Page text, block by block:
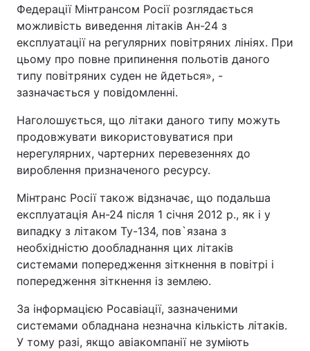
Федерації Мінтрансом Росії розглядається
можливість виведення літаків Ан-24 з
експлуатації на регулярних повітряних лініях. При
цьому про повне припинення польотів даного
типу повітряних суден не йдеться», -
зазначається у повідомленні.
Наголошується, що літаки даного типу можуть
продовжувати використовуватися при
нерегулярних, чартерних перевезеннях до
вироблення призначеного ресурсу.
Мінтранс Росії також відзначає, що подальша
експлуатація Ан-24 після 1 січня 2012 р., як і у
випадку з літаком Ту-134, пов`язана з
необхідністю дообладнання цих літаків
системами попередження зіткнення в повітрі і
попередження зіткнення із землею.
За інформацією Росавіації, зазначеними
системами обладнана незначна кількість літаків.
У тому разі, якщо авіакомпанії не зуміють